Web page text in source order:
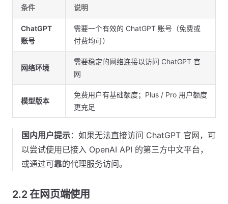
条件 说明
ChatGPT
账号
需要一个有效的 ChatGPT 账号（免费或
付费均可）
网络环境
需要稳定的网络连接以访问 ChatGPT 官
网
模型版本
免费用户有基础额度；Plus / Pro 用户额度
更充足
国内用户提示：如果无法直接访问 ChatGPT 官网，可
以尝试使用已接入 OpenAI API 的第三方中文平台，
或通过可靠的代理服务访问。
2.2 在网页端使用